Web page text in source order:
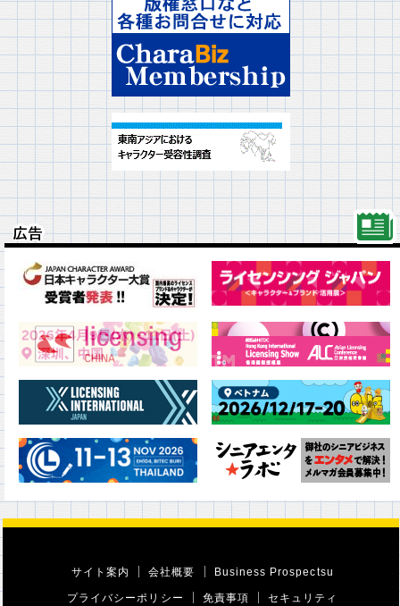
広告
広告
サイト案内 会社概要 Business Prospectsu
プライバシーポリシー 免責事項 セキュリティ